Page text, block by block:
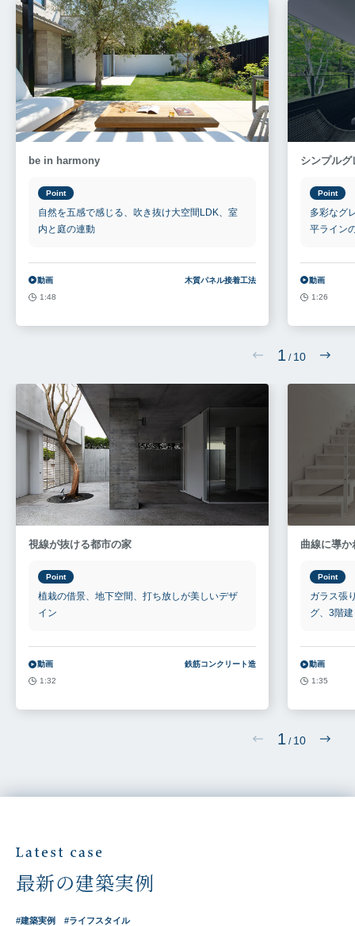
be in harmony
Point
自然を五感で感じる、吹き抜け大空間LDK、室
内と庭の連動
動画
木質パネル接着工法
1:48
シンプルグ
Point
多彩なグ
平ライン
動画
1:26
1/ 10
視線が抜ける都市の家
Point
植栽の借景、地下空間、打ち放しが美しいデザ
イン
動画
鉄筋コンクリート造
1:32
曲線に導か
Point
ガラス張
グ、3階建
動画
1:35
1/ 10
最新の建築実例
建築実例 ライフスタイル